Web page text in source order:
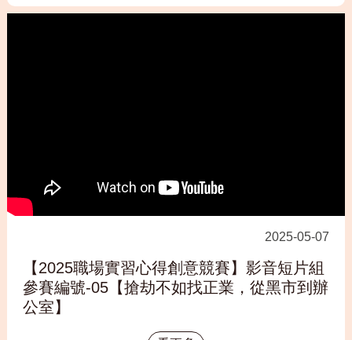
2025-05-07
【2025職場實習心得創意競賽】影音短片組
參賽編號-05【搶劫不如找正業，從黑市到辦
公室】